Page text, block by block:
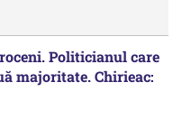
Politicianul care
majoritate. Chirieac: